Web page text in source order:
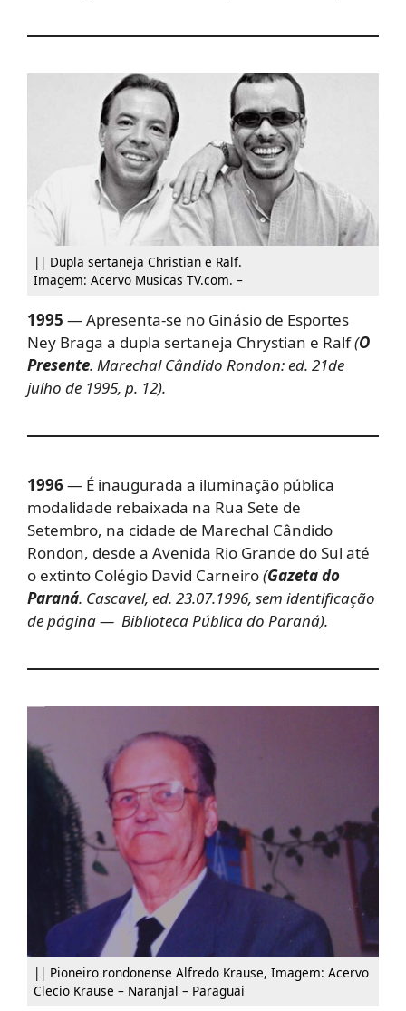
|| Dupla sertaneja Christian e Ralf.
Imagem: Acervo Musicas TV.com. –
1995 — Apresenta-se no Ginásio de Esportes
Ney Braga a dupla sertaneja Chrystian e Ralf(O
Presente. Marechal Cândido Rondon: ed. 21de
julho de 1995, p. 12).
1996— É inaugurada a iluminação pública
modalidade rebaixada na Rua Sete de
Setembro, na cidade de Marechal Cândido
Rondon, desde a Avenida Rio Grande do Sul até
o extinto Colégio David Carneiro(Gazeta do
Paraná. Cascavel, ed. 23.07.1996, sem identificação
de página — Biblioteca Pública do Paraná).
|| Pioneiro rondonense Alfredo Krause, Imagem: Acervo
Clecio Krause – Naranjal – Paraguai